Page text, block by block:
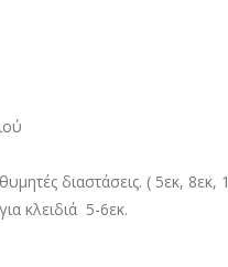
διαστάσεις. ( 5εκ,
κλειδιά 5-6εκ.